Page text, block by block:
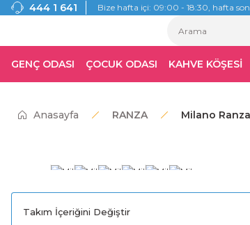
444 1 641 Bize hafta içi: 09:00 - 18:30, hafta
GENÇ ODASI ÇOCUK ODASI KAHVE KÖŞESİ
Anasayfa RANZA Milano
Takım İçeriğini Değiştir